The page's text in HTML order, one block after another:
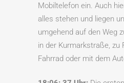
Mobiltelefon ein. Auch
alles stehen und liegen
umgehend auf den Weg
in der Kurmarkstraße, zu
Fahrrad oder mit dem